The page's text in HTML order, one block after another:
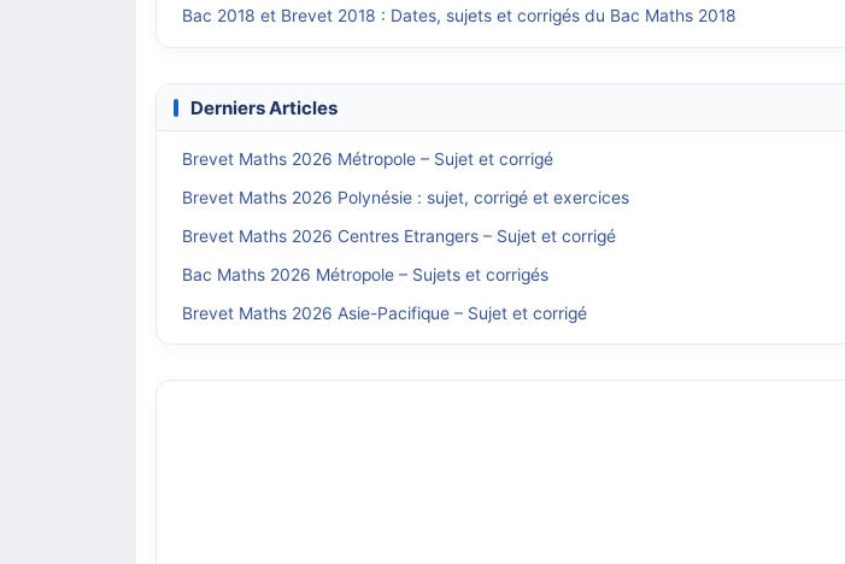
Bac 2018 et Brevet 2018 : Dates, sujets et corrigés du Bac Maths 2018
Derniers Articles
Brevet Maths 2026 Métropole – Sujet et corrigé
Brevet Maths 2026 Polynésie : sujet, corrigé et exercices
Brevet Maths 2026 Centres Etrangers – Sujet et corrigé
Bac Maths 2026 Métropole – Sujets et corrigés
Brevet Maths 2026 Asie-Pacifique – Sujet et corrigé